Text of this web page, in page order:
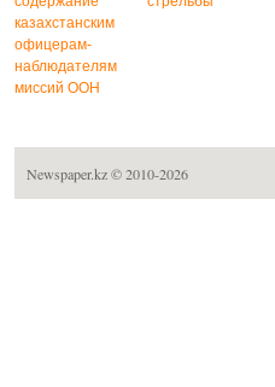
казахстанским
офицерам-
наблюдателям
миссий ООН
Newspaper.kz© 2010-2026